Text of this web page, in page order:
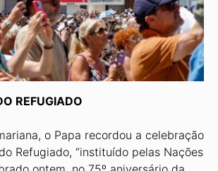
REFUGIADO
o Papa recordou a celebração
Refugiado, “instituído pelas Nações